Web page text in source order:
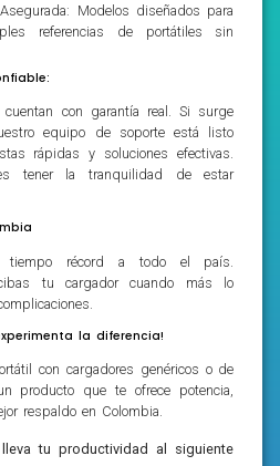
Modelos diseñados para
referencias de portátiles sin
con garantía real. Si surge
equipo de soporte está listo
rápidas y soluciones efectivas.
tener la tranquilidad de estar
tiempo récord a todo el país.
tu cargador cuando más lo
la diferencia!
con cargadores genéricos o de
producto que te ofrece potencia,
respaldo en Colombia.
tu productividad al siguiente